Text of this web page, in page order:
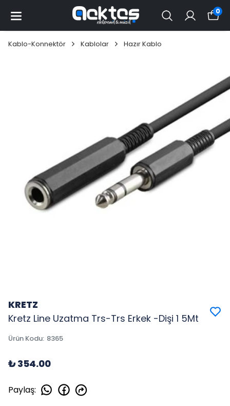
0
Kablo-Konnektör Kablolar Hazır Kablo
KRETZ
Kretz Line Uzatma Trs-Trs Erkek -Dişi 1 5Mt
Ürün Kodu: 8365
₺ 354.00
Paylaş: